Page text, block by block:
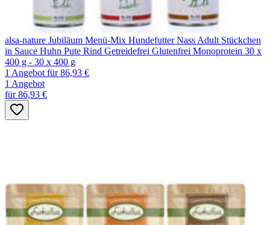
alsa-nature Jubiläum Menü-Mix Hundefutter Nass Adult Stückchen
in Sauce Huhn Pute Rind Getreidefrei Glutenfrei Monoprotein 30 x
400 g - 30 x 400 g
1 Angebot für 86,93 €
1 Angebot
für 86,93 €